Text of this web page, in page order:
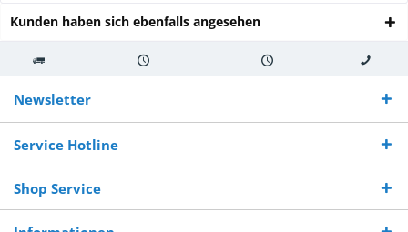
Kunden haben sich ebenfalls angesehen
Kostenloser
Versand ab €
250,-
Versand innerhalb von Versand von So erreichen
Sie uns 0160
970 511 90
Newsletter
Service Hotline
Shop Service